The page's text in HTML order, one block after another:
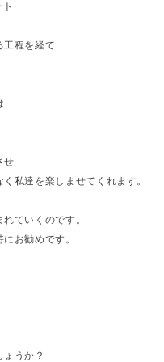
工程を経て
せ
私達を楽しませてくれます。
ていくのです。
お勧めです。
うか？